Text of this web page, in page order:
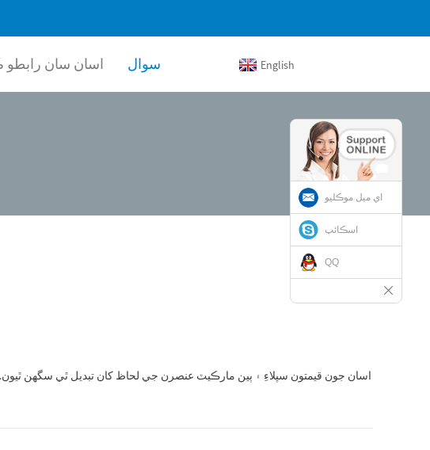
اسان سان رابطو سوال English
اسان جون قيمتون سپلاءِ ۽ ٻين مارڪيٽ عنصرن جي لحاظ کان تبديل ٿي سگهن
اي ميل موڪليو
اسڪائپ
QQ